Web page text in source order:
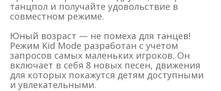
танцпол и получайте удовольствие в
совместном режиме.
Юный возраст — не помеха для танцев!
Режим Kid Mode разработан с учетом
запросов самых маленьких игроков. Он
включает в себя 8 новых песен, движения
для которых покажутся детям доступными
и увлекательными.